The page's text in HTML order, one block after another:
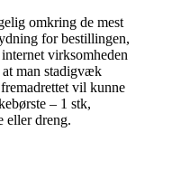
omkring de mest
for bestillingen,
virksomheden
man stadigvæk
vil kunne
– 1 stk,
eller dreng.